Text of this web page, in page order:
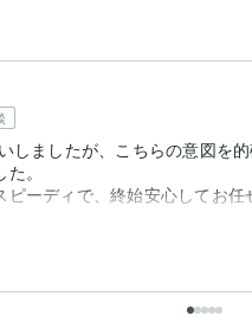
しましたが、こちらの意図を
。